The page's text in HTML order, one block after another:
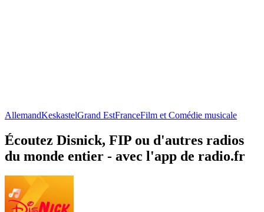
AllemandKeskastelGrand EstFranceFilm et Comédie musicale
Écoutez Disnick, FIP ou d'autres radios
du monde entier - avec l'app de radio.fr